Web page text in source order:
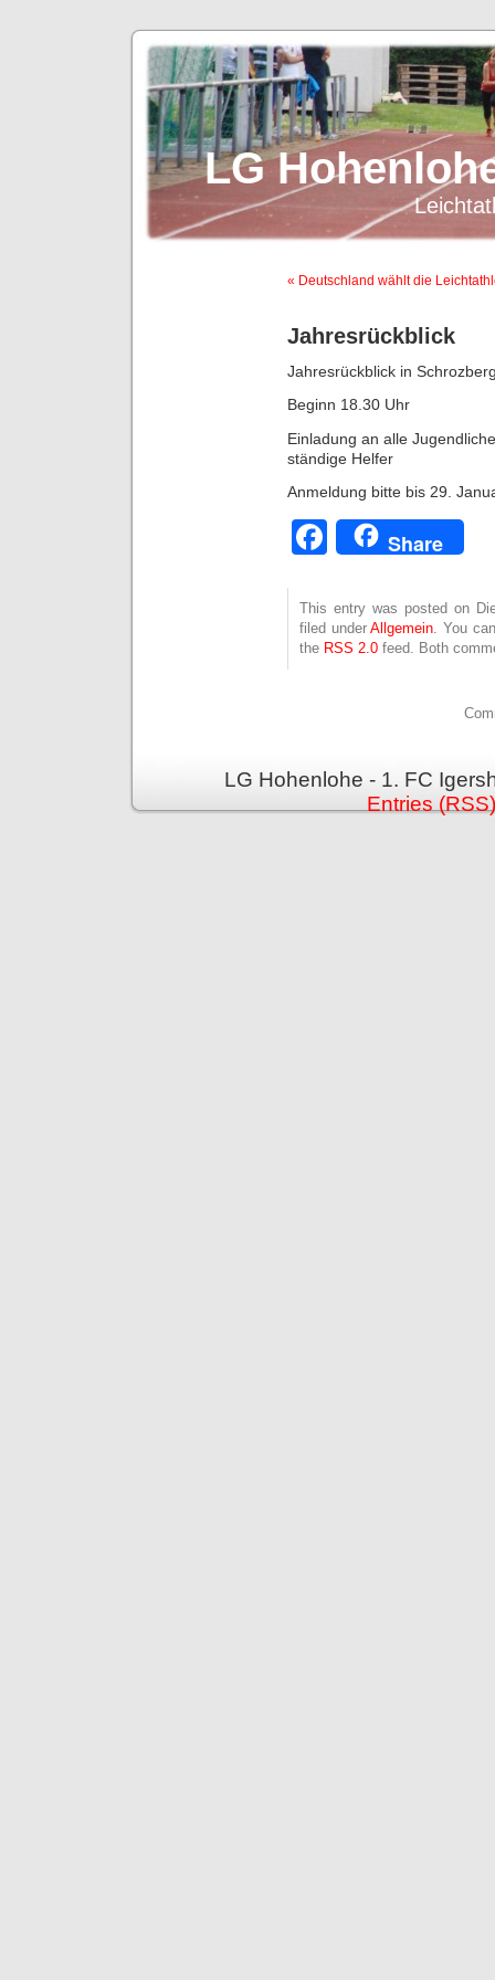
LG
« Deutschland wählt die
Jahresrückblick
Jahresrückblick in
Beginn 18.30 Uhr
Einladung an alle
ständige Helfer
Anmeldung bitte bis 29.
Facebook
Share
This entry was posted on
filed underAllgemein. You
the RSS 2.0 feed. Both
LG Hohenlohe - 1. FC
Entries (RSS)